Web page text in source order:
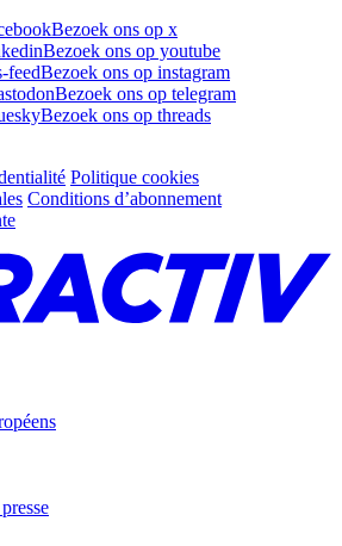
Bezoek ons op x
Bezoek ons op youtube
feedBezoek ons op instagram
Bezoek ons op telegram
Bezoek ons op threads
Politique cookies
Conditions d’abonnement